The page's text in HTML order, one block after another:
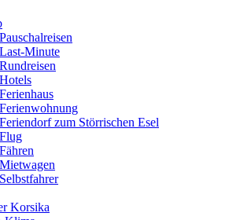
Minute
zum Störrischen Esel
Korsika